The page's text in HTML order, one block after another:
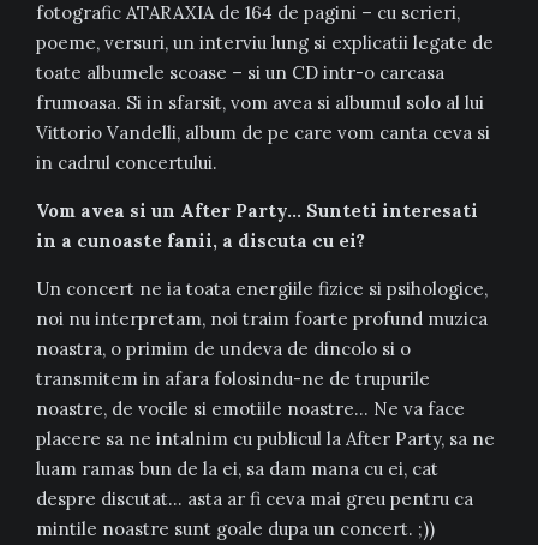
fotografic ATARAXIA de 164 de pagini – cu scrieri,
poeme, versuri, un interviu lung si explicatii legate de
toate albumele scoase – si un CD intr-o carcasa
frumoasa. Si in sfarsit, vom avea si albumul solo al lui
Vittorio Vandelli, album de pe care vom canta ceva si
in cadrul concertului.
Vom avea si un After Party… Sunteti interesati
in a cunoaste fanii, a discuta cu ei?
Un concert ne ia toata energiile fizice si psihologice,
noi nu interpretam, noi traim foarte profund muzica
noastra, o primim de undeva de dincolo si o
transmitem in afara folosindu-ne de trupurile
noastre, de vocile si emotiile noastre… Ne va face
placere sa ne intalnim cu publicul la After Party, sa ne
luam ramas bun de la ei, sa dam mana cu ei, cat
despre discutat… asta ar fi ceva mai greu pentru ca
mintile noastre sunt goale dupa un concert. ;))